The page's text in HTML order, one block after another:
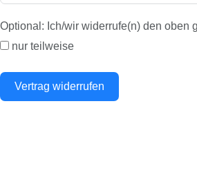
Optional: Ich/wir widerrufe(n) den oben
nur teilweise
Vertrag widerrufen